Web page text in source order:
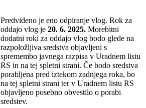
Predvideno je eno odpiranje vlog. Rok za
oddajo vlog je 20. 6. 2025. Morebitni
dodatni roki za oddajo vlog bodo glede na
razpoložljiva sredstva objavljeni s
spremembo javnega razpisa v Uradnem listu
RS in na tej spletni strani. Če bodo sredstva
porabljena pred iztekom zadnjega roka, bo
na tej spletni strani ter v Uradnem listu RS
objavljeno posebno obvestilo o porabi
sredstev.